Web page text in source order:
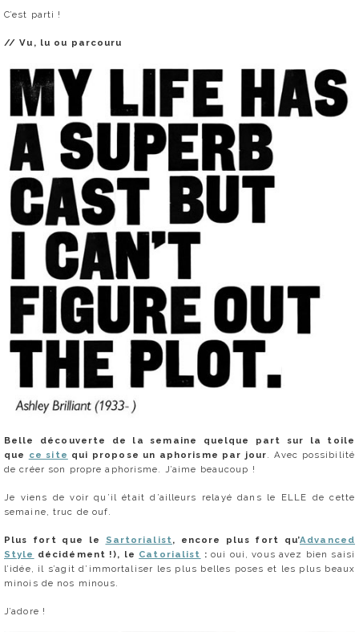
C’est parti !
// Vu, lu ou parcouru
Belle découverte de la semaine quelque part sur la toile
que ce site qui propose un aphorisme par jour. Avec possibilité
de créer son propre aphorisme. J’aime beaucoup !
Je viens de voir qu’il était d’ailleurs relayé dans le ELLE de cette
semaine, truc de ouf.
Plus fort que le Sartorialist, encore plus fort qu’Advanced
Style décidément !), le Catorialist : oui oui, vous avez bien saisi
l’idée, il s’agit d’immortaliser les plus belles poses et les plus beaux
minois de nos minous.
J’adore !